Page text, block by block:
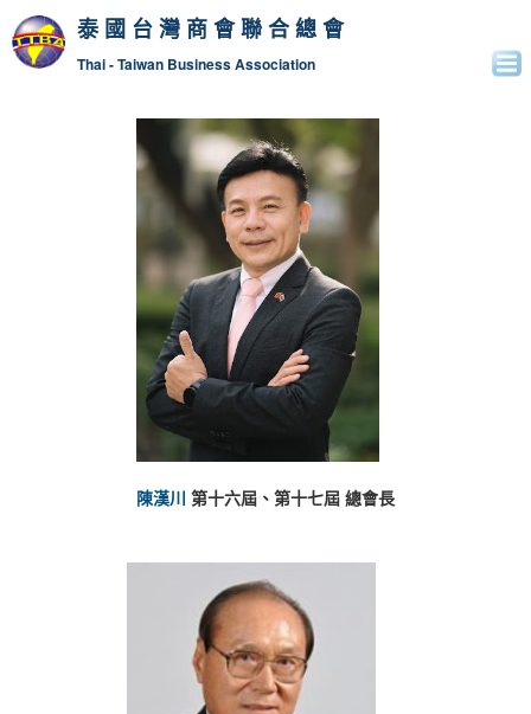
泰國台灣商會聯合總會
Thai - Taiwan Business Association
陳漢川 第十六屆、第十七屆 總會長